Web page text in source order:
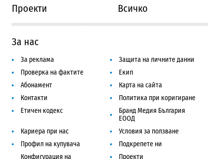
Проекти
Всичко
За нас
За реклама
Защита на личните данни
Проверка на фактите
Екип
Абонамент
Карта на сайта
Контакти
Политика при коригиране
Етичен кодекс
Бранд Медия България
ЕООД
Кариера при нас
Условия за ползване
Профил на купувача
Подкрепете ни
Конфигурация на
Проекти